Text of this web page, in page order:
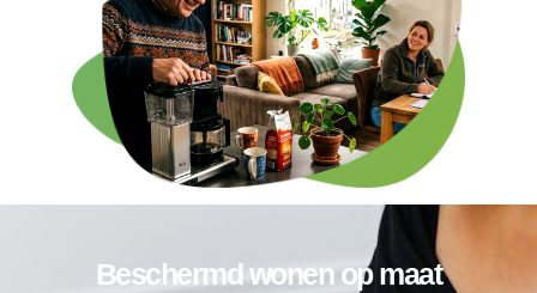
Beschermd wonen op maat